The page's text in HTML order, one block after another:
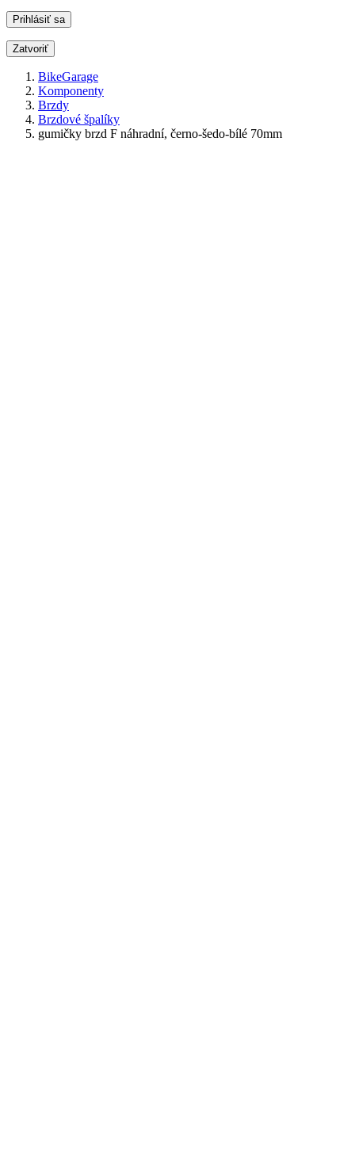
Zatvoriť
BikeGarage
Komponenty
Brzdy
Brzdové špalíky
gumičky brzd F náhradní, černo-šedo-bílé 70mm